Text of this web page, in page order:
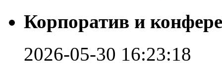
Корпоратив и
2026-05-30 16:23:18